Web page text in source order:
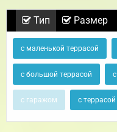
Тип Размер
с маленькой террасой
с большой террасой
с гаражом с террасой